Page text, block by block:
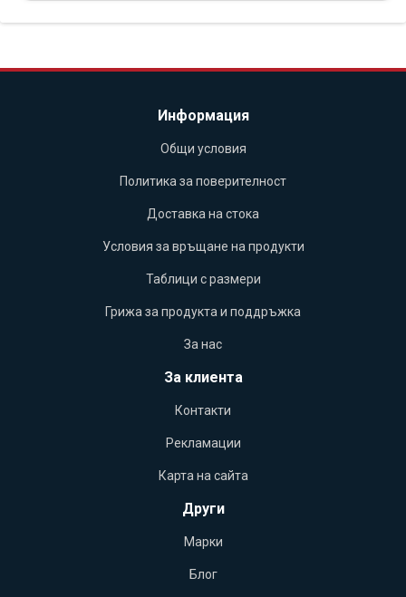
Информация
Общи условия
Политика за поверителност
Доставка на стока
Условия за връщане на продукти
Таблици с размери
Грижа за продукта и поддръжка
За нас
За клиента
Контакти
Рекламации
Карта на сайта
Други
Марки
Блог